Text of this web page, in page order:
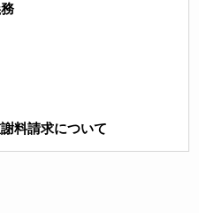
料請求について